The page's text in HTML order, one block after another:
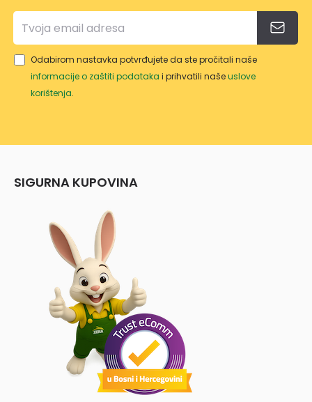
Odabirom nastavka potvrđujete da ste pročitali naše
informacije o zaštiti podataka i prihvatili našeuslove
korištenja.
SIGURNA KUPOVINA